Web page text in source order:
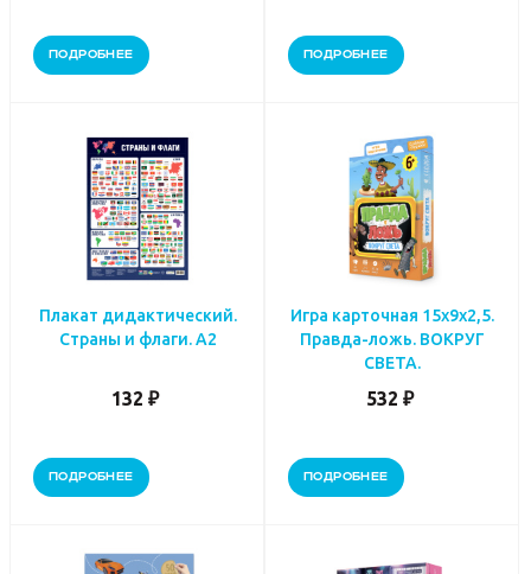
ПОДРОБНЕЕ ПОДРОБНЕЕ
Плакат дидактический.
Страны и флаги. А2
132 ₽
ПОДРОБНЕЕ
Игра карточная 15х9х2,5.
Правда-ложь. ВОКРУГ
СВЕТА.
532 ₽
ПОДРОБНЕЕ